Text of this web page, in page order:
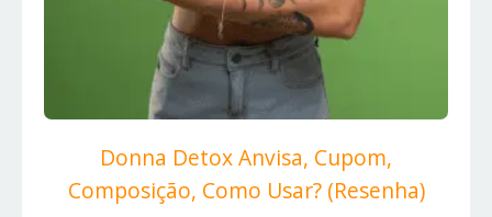
Donna Detox Anvisa, Cupom,
Composição, Como Usar? (Resenha)